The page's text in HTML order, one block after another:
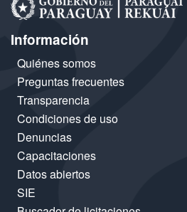
Información
Quiénes somos
Preguntas frecuentes
Transparencia
Condiciones de uso
Denuncias
Capacitaciones
Datos abiertos
SIE